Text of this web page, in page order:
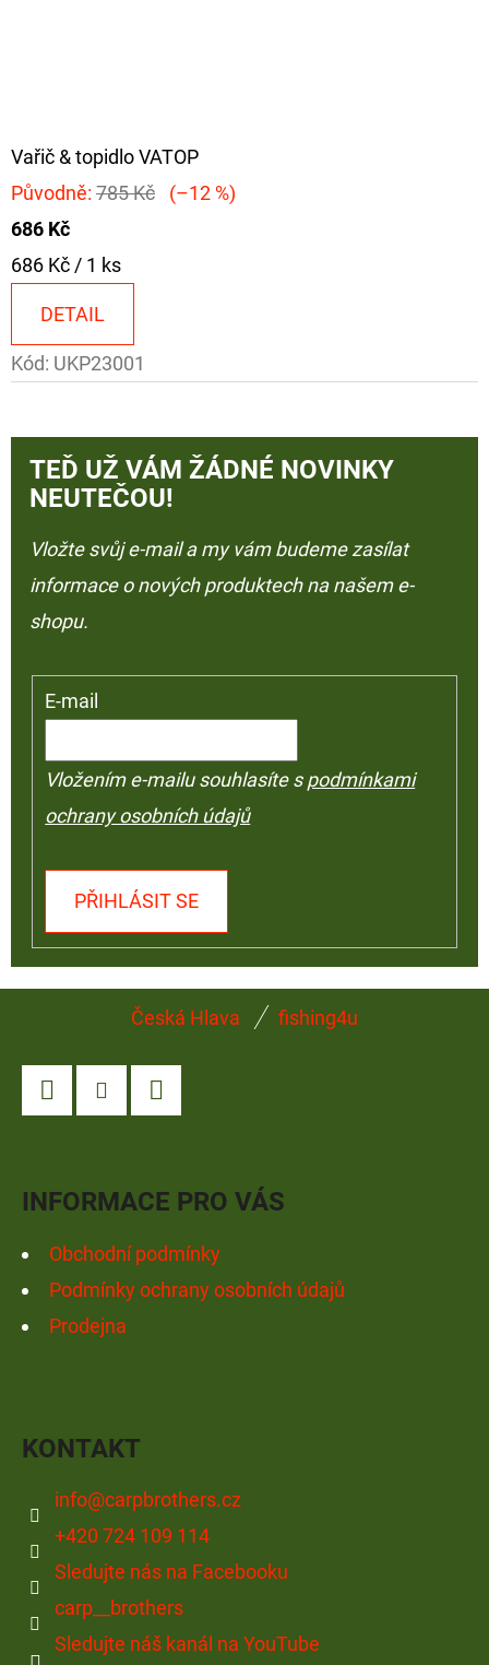
Vařič & topidlo VATOP
Původně: 785 Kč
(–12 %)
686 Kč
Měrná
686 Kč / 1 ks
DETAIL
Kód: UKP23001
TEĎ UŽ VÁM ŽÁDNÉ NOVINKY
NEUTEČOU!
Vložte svůj e-mail a my vám budeme zasílat
informace o nových produktech na našem e-
shopu.
E-mail
Vložením e-mailu souhlasíte spodmínkami
ochrany osobních údajů
PŘIHLÁSIT SE
Česká Hlava fishing4u
INFORMACE PRO VÁS
Obchodní podmínky
Podmínky ochrany osobních údajů
Prodejna
KONTAKT
info@carpbrothers.cz
+420 724 109 114
Sledujte nás na Facebooku
carp__brothers
Sledujte náš kanál na YouTube